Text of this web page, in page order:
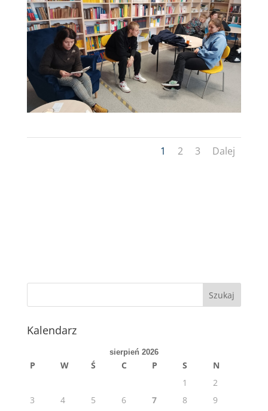
1 2 3 Dalej
Kalendarz
sierpień 2026
P W Ś C P S
N
1
2
3
4 5 6 7 8
9